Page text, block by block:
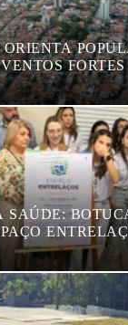
SAÚDE:
CUIDADO
E FAMÍLIAS